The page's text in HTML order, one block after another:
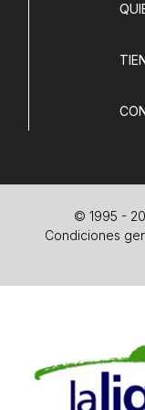
© 1995 -
Condiciones